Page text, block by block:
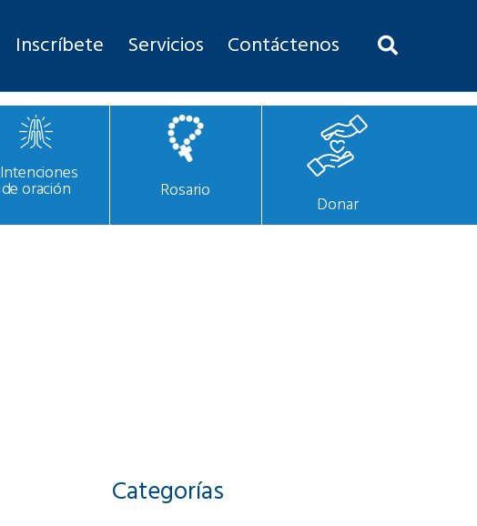
Inscríbete Servicios Contáctenos
Intenciones
de oración Rosario
Donar
Categorías